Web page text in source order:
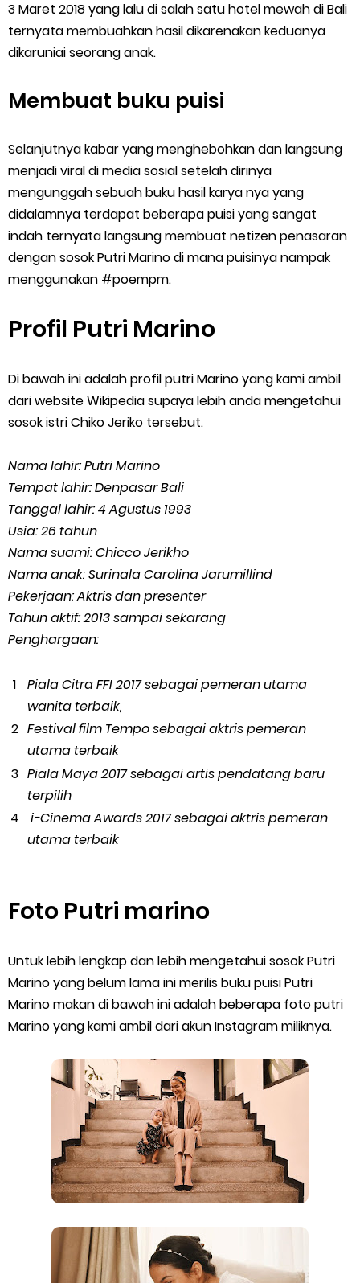
3 Maret 2018 yang lalu di salah satu hotel mewah di Bali
ternyata membuahkan hasil dikarenakan keduanya
dikaruniai seorang anak.
Membuat buku puisi
Selanjutnya kabar yang menghebohkan dan langsung
menjadi viral di media sosial setelah dirinya
mengunggah sebuah buku hasil karya nya yang
didalamnya terdapat beberapa puisi yang sangat
indah ternyata langsung membuat netizen penasaran
dengan sosok Putri Marino di mana puisinya nampak
menggunakan #poempm.
Profil Putri Marino
Di bawah ini adalah profil putri Marino yang kami ambil
dari website Wikipedia supaya lebih anda mengetahui
sosok istri Chiko Jeriko tersebut.
Nama lahir: Putri Marino
Tempat lahir: Denpasar Bali
Tanggal lahir: 4 Agustus 1993
Usia: 26 tahun
Nama suami: Chicco Jerikho
Nama anak: Surinala Carolina Jarumillind
Pekerjaan: Aktris dan presenter
Tahun aktif: 2013 sampai sekarang
Penghargaan:
Piala Citra FFI 2017 sebagai pemeran utama
wanita terbaik,
Festival film Tempo sebagai aktris pemeran
utama terbaik
Piala Maya 2017 sebagai artis pendatang baru
terpilih
i-Cinema Awards 2017 sebagai aktris pemeran
utama terbaik
Foto Putri marino
Untuk lebih lengkap dan lebih mengetahui sosok Putri
Marino yang belum lama ini merilis buku puisi Putri
Marino makan di bawah ini adalah beberapa foto putri
Marino yang kami ambil dari akun Instagram miliknya.